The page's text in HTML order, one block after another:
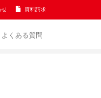
せ 資料請求
よくある質問